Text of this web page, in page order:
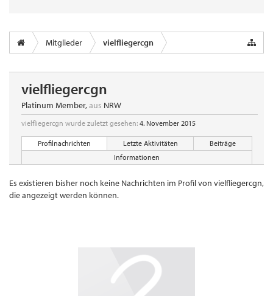
Mitglieder vielfliegercgn
vielfliegercgn
Platinum Member,aus NRW
vielfliegercgn wurde zuletzt gesehen: 4. November 2015
Profilnachrichten Letzte Aktivitäten
Beiträge
Informationen
Es existieren bisher noch keine Nachrichten im Profil von vielfliegercgn,
die angezeigt werden können.